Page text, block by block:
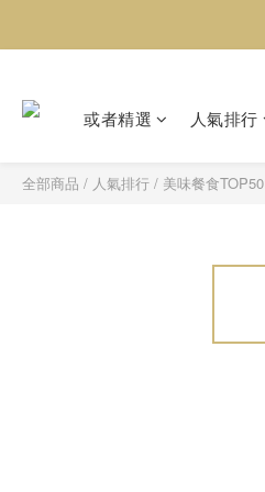
或者精選 人氣排行
全部商品 / 人氣排行 / 美味餐食TOP50